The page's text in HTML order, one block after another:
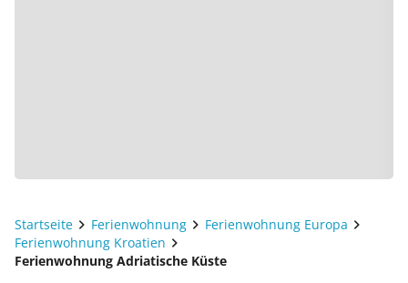
Startseite Ferienwohnung
Ferienwohnung Europa
Ferienwohnung Kroatien
Ferienwohnung Adriatische Küste